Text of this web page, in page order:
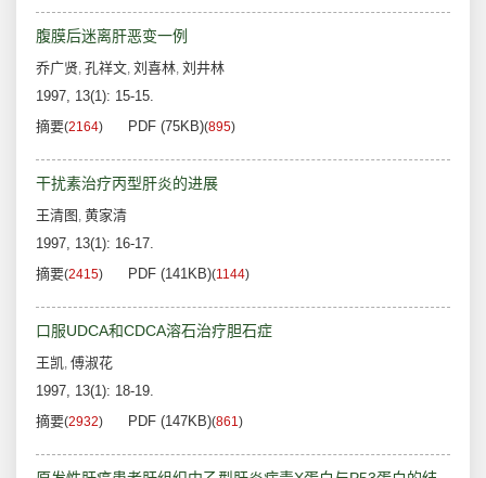
腹膜后迷离肝恶变一例
乔广贤, 孔祥文, 刘喜林, 刘井林
1997, 13(1): 15-15.
摘要(2164) PDF (75KB)(895)
干扰素治疗丙型肝炎的进展
王清图 , 黄家清
1997, 13(1): 16-17.
摘要(2415) PDF (141KB)(1144)
口服UDCA和CDCA溶石治疗胆石症
王凯, 傅淑花
1997, 13(1): 18-19.
摘要(2932) PDF (147KB)(861)